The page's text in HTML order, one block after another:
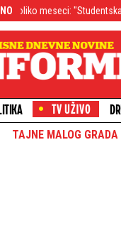
lista" se raspala
TAJNE MALOG GRADA